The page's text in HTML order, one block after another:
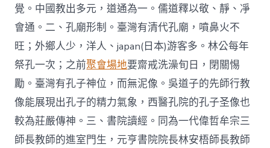
覺。中國教出多元，道通為一。儒道釋以敬、靜、凈
會通。二、孔廟形制。臺灣有清代孔廟，噴鼻火不
旺；外鄉人少，洋人、japan(日本)游客多。林公每年
祭孔一次；之前聚會場地要齋戒洗澡旬日，閉關惕
勵。臺灣有孔子神位，而無泥像。吳道子的先師行教
像能展現出孔子的精力氣象，西醫孔院的孔子圣像也
較為莊嚴傳神。三、書院讀經。同為一代偉哲牟宗三
師長教師的進室門生，元亨書院院長林安梧師長教師